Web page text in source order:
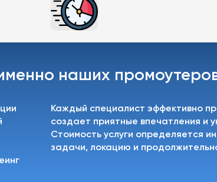
наших
Каждый специалист эффективно
создает приятные впечатления и
Стоимость услуги определяется
задачи, локацию и